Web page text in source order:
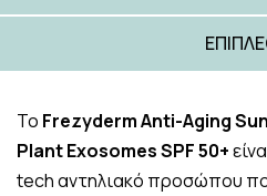
Το Frezyderm Anti-Aging
Plant Exosomes SPF 50+
tech αντηλιακό προσώπου